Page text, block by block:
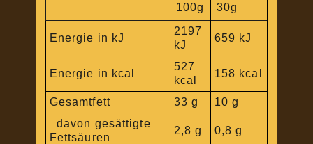
100g
30g
Energie in kJ
2197
kJ
659 kJ
Energie in kcal
527
kcal
158 kcal
Gesamtfett 33 g
10 g
davon gesättigte
Fettsäuren
2,8 g 0,8 g